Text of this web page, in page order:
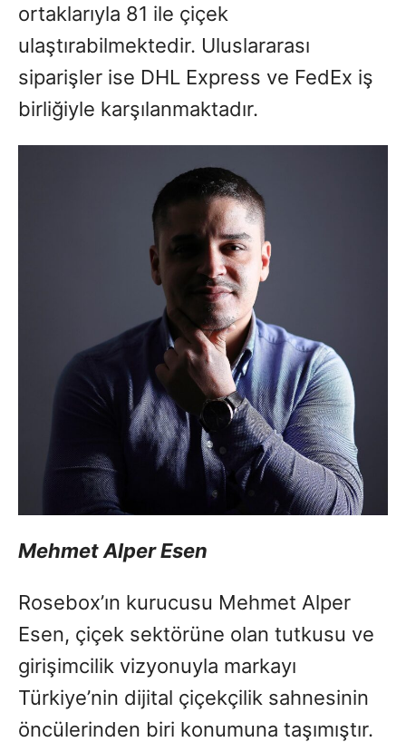
ortaklarıyla 81 ile çiçek
ulaştırabilmektedir. Uluslararası
siparişler ise DHL Express ve FedEx iş
birliğiyle karşılanmaktadır.
Mehmet Alper Esen
Rosebox’ın kurucusu Mehmet Alper
Esen, çiçek sektörüne olan tutkusu ve
girişimcilik vizyonuyla markayı
Türkiye’nin dijital çiçekçilik sahnesinin
öncülerinden biri konumuna taşımıştır.